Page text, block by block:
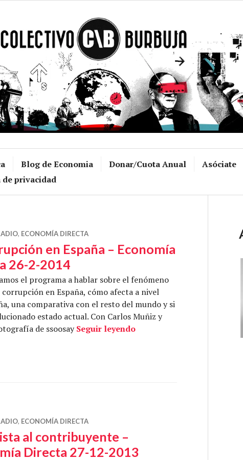
Blog de Economia Donar/Cuota Anual
Asóciate
privacidad
, ECONOMÍA DIRECTA
en España – Economía
26-2-2014
el programa a hablar sobre el fenómeno
en España, cómo afecta a nivel
una comparativa con el resto del mundo y si
estado actual. Con Carlos Muñiz y
de ssoosaySeguir leyendoLa corrupción en España –
, ECONOMÍA DIRECTA
al contribuyente –
Directa 27-12-2013